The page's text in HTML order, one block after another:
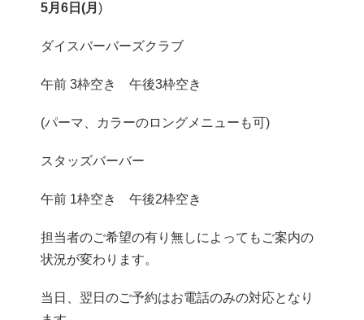
5月6日(月 )
ダイスバーバーズクラブ
午前 3枠空き 午後3枠空き
(パーマ、カラーのロングメニューも可)
スタッズバーバー
午前 1枠空き 午後2枠空き
担当者のご希望の有り無しによってもご案内の
状況が変わります。
当日、翌日のご予約はお電話のみの対応となり